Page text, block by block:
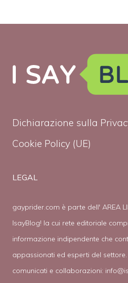
Dichiarazione sulla
Cookie Policy (UE)
LEGAL
gayprider.com è parte dell' AREA
IsayBlog! la cui rete editoriale
informazione indipendente che
appassionati ed esperti del settore.
comunicati e collaborazioni: